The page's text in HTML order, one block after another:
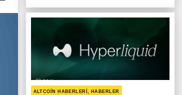
ALTCOIN HABERLERI, HABERLER